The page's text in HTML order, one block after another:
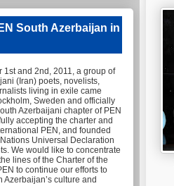
South Azerbaijan in
1st and 2nd, 2011, a group of
(Iran) poets, novelists,
living in exile came
Sweden and officially
Azerbaijani chapter of PEN
accepting the charter and
PEN, and founded
Universal Declaration
We would like to concentrate
lines of the Charter of the
to continue our efforts to
Azerbaijan’s culture and